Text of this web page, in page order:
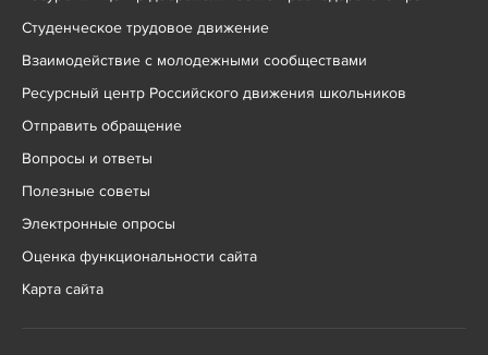
Студенческое трудовое движение
Взаимодействие с молодежными сообществами
Ресурсный центр Российского движения школьников
Отправить обращение
Вопросы и ответы
Полезные советы
Электронные опросы
Оценка функциональности сайта
Карта сайта